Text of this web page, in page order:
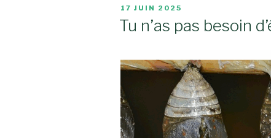
PUBLIÉ
17 JUIN 2025
Tu n’as pas besoin